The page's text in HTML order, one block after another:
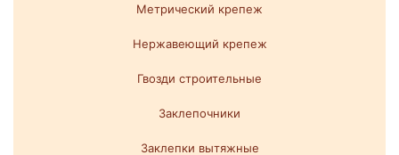
Метрический крепеж
Нержавеющий крепеж
Гвозди строительные
Заклепочники
Заклепки вытяжные